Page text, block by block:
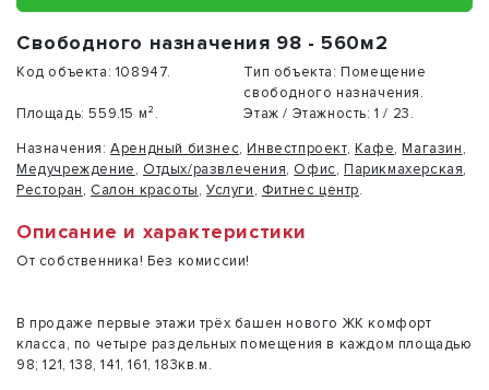
Свободного назначения 98 - 560м2
Код объекта: 108947. Тип объекта: Помещение
свободного назначения.
Площадь: 559.15 м². Этаж / Этажность: 1 / 23.
Назначения: Арендный бизнес, Инвестпроект, Кафе, Магазин,
Медучреждение, Отдых/развлечения, Офис, Парикмахерская,
Ресторан, Салон красоты,Услуги, Фитнес центр.
Описание и характеристики
От собственника! Без комиссии!
В продаже первые этажи трёх башен нового ЖК комфорт
класса, по четыре раздельных помещения в каждом площадью
98; 121, 138, 141, 161, 183кв.м.